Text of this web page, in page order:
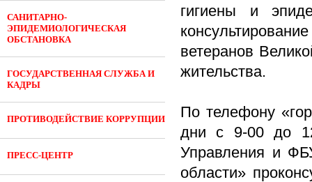
САНИТАРНО-
ЭПИДЕМИОЛОГИЧЕСКАЯ
ОБСТАНОВКА
ГОСУДАРСТВЕННАЯ СЛУЖБА И
КАДРЫ
ПРОТИВОДЕЙСТВИЕ КОРРУПЦИИ
ПРЕСС-ЦЕНТР
гигиены и
ветеранов
жительства.
По телефону
дни с 9-00 до
Управления и
области»